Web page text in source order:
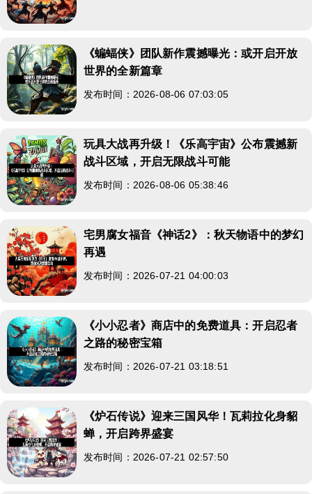
《蝙蝠侠》团队新作震撼曝光：或开启开放
世界的全新篇章
发布时间：2026-08-06 07:03:05
玩具大战再升级！《乐高宇宙》公布震撼新
战斗区域，开启无限战斗可能
发布时间：2026-08-06 05:38:46
宅男腐女福音《神话2》：秋天物语中的梦幻
再遇
发布时间：2026-07-21 04:00:03
《小小忍者》商店中的免费道具：开启忍者
之路的秘密宝箱
发布时间：2026-07-21 03:18:51
《炉石传说》迎来三国风华！瓦莉拉化身貂
蝉，开启跨界盛宴
发布时间：2026-07-21 02:57:50